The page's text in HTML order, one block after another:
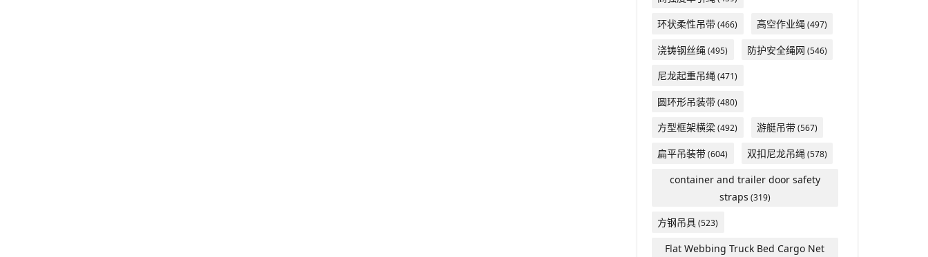
环状柔性吊带(466) 高空作业绳(497)
浇铸钢丝绳 (495) 防护安全绳网 (546)
尼龙起重吊绳(471)
圆环形吊装带(480)
方型框架横梁(492) 游艇吊带(567)
扁平吊装带(604) 双扣尼龙吊绳(578)
container and trailer door safety
straps (319)
方钢吊具(523)
Flat Webbing Truck Bed Cargo Net